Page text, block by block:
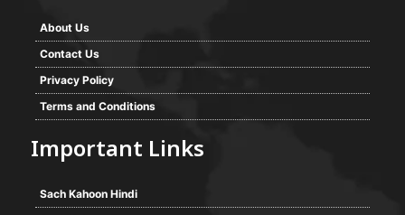
About Us
Contact Us
Privacy Policy
Terms and Conditions
Important Links
Sach Kahoon Hindi